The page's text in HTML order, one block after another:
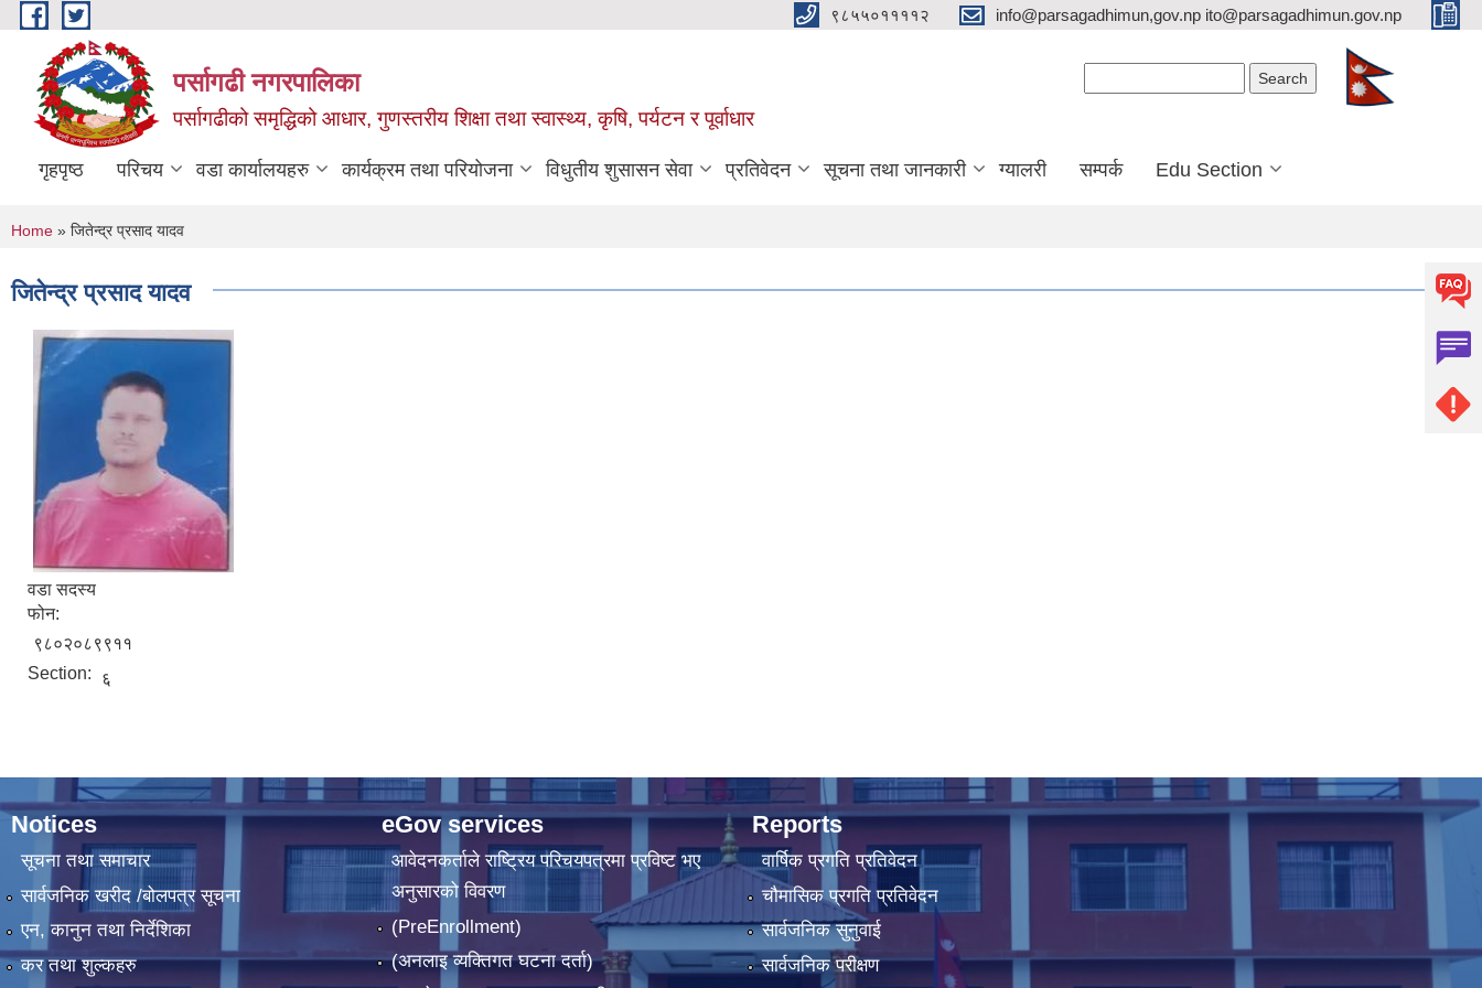
Skip to main content ९८५५०११११२ info@parsagadhimun,gov.np ito@parsagadhimun.gov.np
पर्सागढी नगरपालिका
पर्सागढीको समृद्धिको आधार, गुणस्तरीय शिक्षा तथा स्वास्थ्य, कृषि, पर्यटन र पूर्वाधार
गृहपृष्ठ परिचय वडा कार्यालयहरु कार्यक्रम तथा परियोजना विधुतीय शुसासन सेवा प्रतिवेदन सूचना तथा जानकारी ग्यालरी सम्पर्क Edu Section
You are here
Home » जितेन्द्र प्रसाद यादव
जितेन्द्र प्रसाद यादव
वडा सदस्य
फोन:
९८०२०८९९११
Section:
६
Notices
सूचना तथा समाचार
सार्वजनिक खरीद /बोलपत्र सूचना
एन, कानुन तथा निर्देशिका
कर तथा शुल्कहरु
eGov services
आवेदनकर्ताले राष्‍ट्रिय परिचयपत्रमा प्रविष्ट भए
अनुसारको विवरण
(PreEnrollment)
(अनलाइ व्यक्तिगत घटना दर्ता)
Reports
वार्षिक प्रगति प्रतिवेदन
चौमासिक प्रगति प्रतिवेदन
सार्वजनिक सुनुवाई
सार्वजनिक परीक्षण